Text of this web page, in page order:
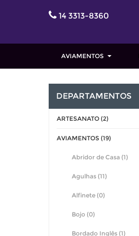
14 3313-8360
AVIAMENTOS
DEPARTAMENTOS
ARTESANATO (2)
AVIAMENTOS (19)
Abridor de Casa (1)
Agulhas (11)
Alfinete (0)
Bojo (0)
Bordado Inglês (1)